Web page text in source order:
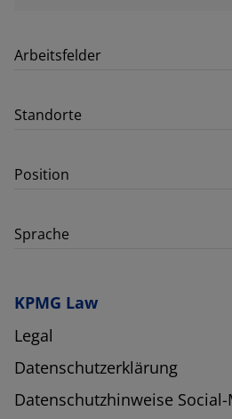
Arbeitsfelder
Standorte
Position
Sprache
KPMG Law
Legal
Datenschutzerklärung
Datenschutzhinweise